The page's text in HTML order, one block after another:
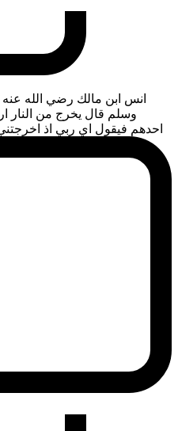
انس ابن مالك رضي الله
وسلم قال يخرج من النار
احدهم فيقول اي ربي اذ اخرجتني